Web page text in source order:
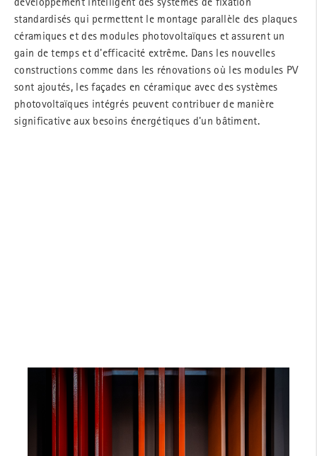
standardisés qui permettent le montage parallèle des plaques
céramiques et des modules photovoltaïques et assurent un
gain de temps et d'efficacité extrême. Dans les nouvelles
constructions comme dans les rénovations où les modules PV
sont ajoutés, les façades en céramique avec des systèmes
photovoltaïques intégrés peuvent contribuer de manière
significative aux besoins énergétiques d'un bâtiment.